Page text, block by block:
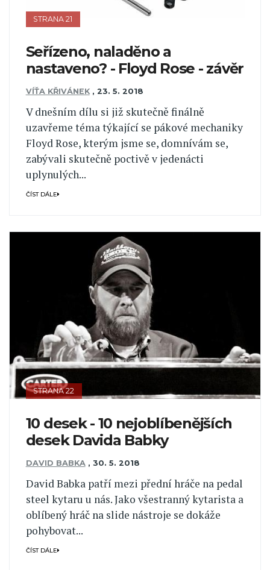
STRANA 21
Seřízeno, naladěno a
nastaveno? - Floyd Rose - závěr
VÍŤA KŘIVÁNEK , 23. 5. 2018
V dnešním dílu si již skutečně finálně
uzavřeme téma týkající se pákové mechaniky
Floyd Rose, kterým jsme se, domnívám se,
zabývali skutečně poctivě v jedenácti
uplynulých...
ČÍST DÁLE
STRANA 22
10 desek - 10 nejoblíbenějších
desek Davida Babky
DAVID BABKA , 30. 5. 2018
David Babka patří mezi přední hráče na pedal
steel kytaru u nás. Jako všestranný kytarista a
oblíbený hráč na slide nástroje se dokáže
pohybovat...
ČÍST DÁLE